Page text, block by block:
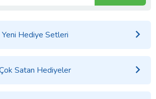
Yeni Hediye Setleri
Satan Hediyeler